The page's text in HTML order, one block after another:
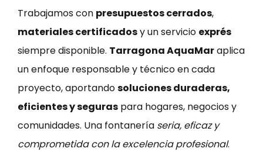
Trabajamos con presupuestos cerrados,
materiales certificadosy un servicio exprés
siempre disponible. Tarragona AquaMaraplica
un enfoque responsable y técnico en cada
proyecto, aportandosoluciones duraderas,
eficientes y seguras para hogares, negocios y
comunidades. Una fontanería seria, eficaz y
comprometida con la excelencia profesional.